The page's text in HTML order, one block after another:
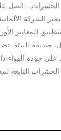
الشركة
المعايير
صديقة للبيئة،
جودة الهواء
الحشرات التابعة